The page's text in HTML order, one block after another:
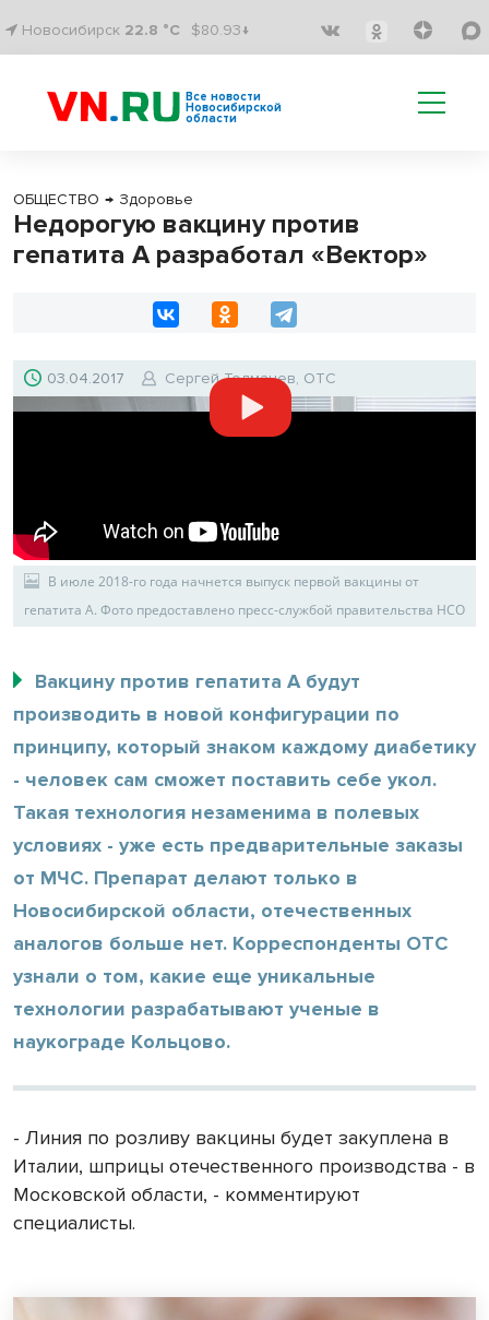
Новосибирск 22.8 °C $80.93↓
Все новости
Новосибирской
области
ОБЩЕСТВО → Здоровье
Недорогую вакцину против
гепатита А разработал «Вектор»
03.04.2017 Сергей Толмачев, ОТС
В июле 2018-го года начнется выпуск первой вакцины от
гепатита А. Фото предоставлено пресс-службой правительства НСО
Вакцину против гепатита А будут
производить в новой конфигурации по
принципу, который знаком каждому диабетику
- человек сам сможет поставить себе укол.
Такая технология незаменима в полевых
условиях - уже есть предварительные заказы
от МЧС. Препарат делают только в
Новосибирской области, отечественных
аналогов больше нет. Корреспонденты ОТС
узнали о том, какие еще уникальные
технологии разрабатывают ученые в
наукограде Кольцово.
- Линия по розливу вакцины будет закуплена в
Италии, шприцы отечественного производства - в
Московской области, - комментируют
специалисты.